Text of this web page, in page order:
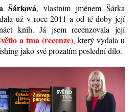
Šárková, vlastním jménem Šárka
už v roce 2011 a od té doby její
knih. Já jsem recenzovala její
a tma (recenze), který vydala u
jako své prozatím poslední dílo.